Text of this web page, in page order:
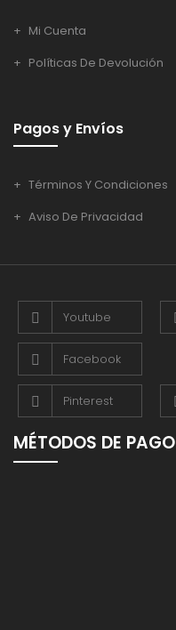
Mi Cuenta
Políticas De Devolución
Pagos y Envíos
Términos Y Condiciones
Aviso De Privacidad
Youtube
Facebook
Pinterest
MÉTODOS DE PAGO